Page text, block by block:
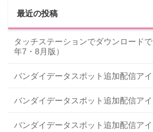
最近の投稿
タッチステーションでダウンロード
年7・8月版）
バンダイデータスポット追加配信ア
バンダイデータスポット追加配信ア
バンダイデータスポット追加配信ア